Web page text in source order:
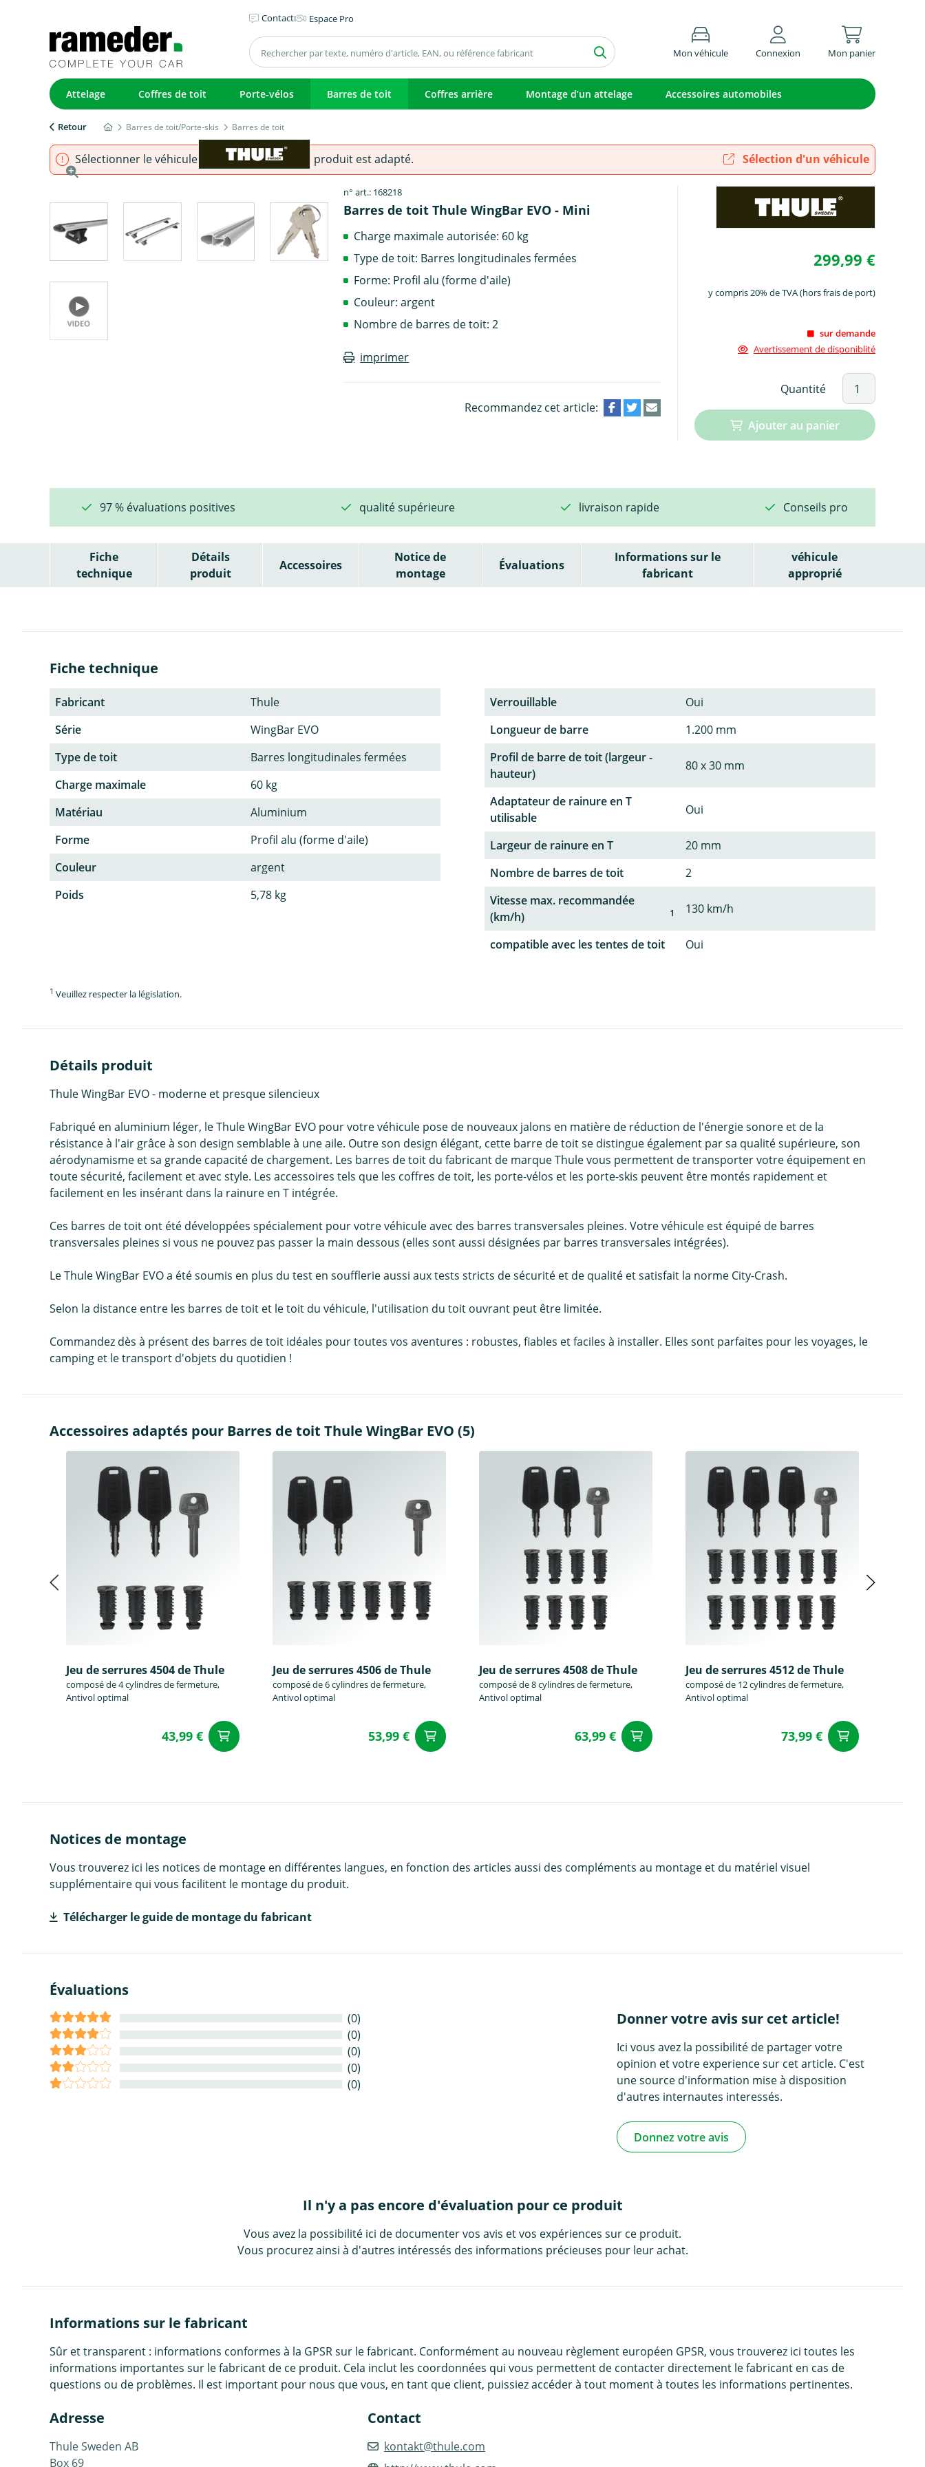
Contact Espace Pro
Mon véhicule Connexion Mon panier
Attelage Coffres de toit Porte-vélos Barres de toit Coffres arrière Montage d’un attelage Accessoires automobiles
Retour Barres de toit/Porte-skis Barres de toit
Sélectionner le véhicule pour s'assurer que le produit est adapté. Sélection d'un véhicule
n° art.: 168218
Barres de toit Thule WingBar EVO - Mini
Charge maximale autorisée: 60 kg
Type de toit: Barres longitudinales fermées
Forme: Profil alu (forme d'aile)
Couleur: argent
Nombre de barres de toit: 2
imprimer
Recommandez cet article:
299,99 €
y compris 20% de TVA (hors frais de port)
sur demande
Avertissement de disponiblité
Quantité
Ajouter au panier
97 % évaluations positives qualité supérieure livraison rapide Conseils pro
Fiche
technique
Détails
produit
Accessoires
Notice de
montage
Évaluations
Informations sur le
fabricant
véhicule
approprié
Fiche technique
Fabricant
Thule
Série
WingBar EVO
Type de toit
Barres longitudinales fermées
Charge maximale
60 kg
Matériau
Aluminium
Forme
Profil alu (forme d'aile)
Couleur
argent
Poids
5,78 kg
Verrouillable
Oui
Longueur de barre
1.200 mm
Profil de barre de toit (largeur -
hauteur)
80 x 30 mm
Adaptateur de rainure en T
utilisable
Oui
Largeur de rainure en T
20 mm
Nombre de barres de toit
2
Vitesse max. recommandée
(km/h)
1 130 km/h
compatible avec les tentes de toit Oui
1 Veuillez respecter la législation.
Détails produit
Thule WingBar EVO - moderne et presque silencieux
Fabriqué en aluminium léger, le Thule WingBar EVO pour votre véhicule pose de nouveaux jalons en matière de réduction de l'énergie sonore et de la
résistance à l'air grâce à son design semblable à une aile. Outre son design élégant, cette barre de toit se distingue également par sa qualité supérieure, son
aérodynamisme et sa grande capacité de chargement. Les barres de toit du fabricant de marque Thule vous permettent de transporter votre équipement en
toute sécurité, facilement et avec style. Les accessoires tels que les coffres de toit, les porte-vélos et les porte-skis peuvent être montés rapidement et
facilement en les insérant dans la rainure en T intégrée.
Ces barres de toit ont été développées spécialement pour votre véhicule avec des barres transversales pleines. Votre véhicule est équipé de barres
transversales pleines si vous ne pouvez pas passer la main dessous (elles sont aussi désignées par barres transversales intégrées).
Le Thule WingBar EVO a été soumis en plus du test en soufflerie aussi aux tests stricts de sécurité et de qualité et satisfait la norme City-Crash.
Selon la distance entre les barres de toit et le toit du véhicule, l'utilisation du toit ouvrant peut être limitée.
Commandez dès à présent des barres de toit idéales pour toutes vos aventures : robustes, fiables et faciles à installer. Elles sont parfaites pour les voyages, le
camping et le transport d'objets du quotidien !
Accessoires adaptés pour Barres de toit Thule WingBar EVO (5)
Jeu de serrures 4504 de Thule
composé de 4 cylindres de fermeture,
Antivol optimal
43,99 €
Jeu de serrures 4506 de Thule
composé de 6 cylindres de fermeture,
Antivol optimal
53,99 €
Jeu de serrures 4508 de Thule
composé de 8 cylindres de fermeture,
Antivol optimal
63,99 €
Jeu de serrures 4512 de Thule
composé de 12 cylindres de fermeture,
Antivol optimal
73,99 €
Notices de montage
Vous trouverez ici les notices de montage en différentes langues, en fonction des articles aussi des compléments au montage et du matériel visuel
supplémentaire qui vous facilitent le montage du produit.
Télécharger le guide de montage du fabricant
Évaluations
(0)
(0)
(0)
(0)
(0)
Donner votre avis sur cet article!
Ici vous avez la possibilité de partager votre
opinion et votre experience sur cet article. C'est
une source d'information mise à disposition
d'autres internautes interessés.
Donnez votre avis
Il n'y a pas encore d'évaluation pour ce produit
Vous avez la possibilité ici de documenter vos avis et vos expériences sur ce produit.
Vous procurez ainsi à d'autres intéressés des informations précieuses pour leur achat.
Informations sur le fabricant
Sûr et transparent : informations conformes à la GPSR sur le fabricant. Conformément au nouveau règlement européen GPSR, vous trouverez ici toutes les
informations importantes sur le fabricant de ce produit. Cela inclut les coordonnées qui vous permettent de contacter directement le fabricant en cas de
questions ou de problèmes. Il est important pour nous que vous, en tant que client, puissiez accéder à tout moment à toutes les informations pertinentes.
Adresse
Thule Sweden AB
Box 69
Contact
kontakt@thule.com